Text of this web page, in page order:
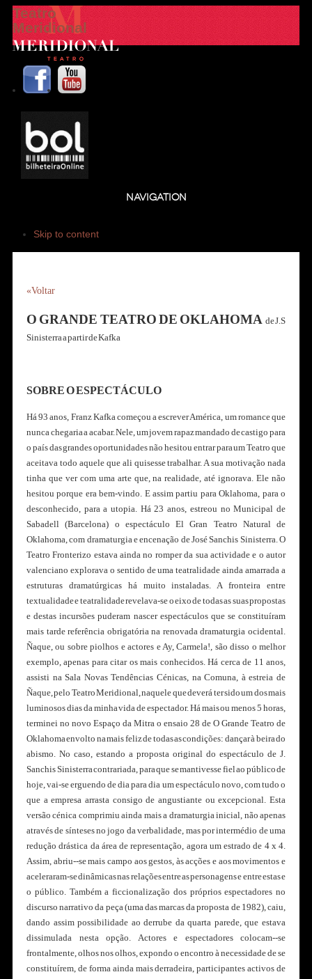
Teatro
Meridional
NAVIGATION
Skip to content
«Voltar
O GRANDE TEATRO DE OKLAHOMA de J.S
Sinisterra a partir de Kafka
SOBRE O ESPECTÁCULO
Há 93 anos, Franz Kafka começou a escrever América, um romance que
nunca chegaria a acabar. Nele, um jovem rapaz mandado de castigo para
o país das grandes oportunidades não hesitou entrar para um Teatro que
aceitava todo aquele que ali quisesse trabalhar. A sua motivação nada
tinha que ver com uma arte que, na realidade, até ignorava. Ele não
hesitou porque era bem-vindo. E assim partiu para Oklahoma, para o
desconhecido, para a utopia. Há 23 anos, estreou no Municipal de
Sabadell (Barcelona) o espectáculo El Gran Teatro Natural de
Oklahoma, com dramaturgia e encenação de José Sanchis Sinisterra. O
Teatro Fronterizo estava ainda no romper da sua actividade e o autor
valenciano explorava o sentido de uma teatralidade ainda amarrada a
estruturas dramatúrgicas há muito instaladas. A fronteira entre
textualidade e teatralidade revelava-se o eixo de todas as suas propostas
e destas incursões puderam nascer espectáculos que se constituíram
mais tarde referência obrigatória na renovada dramaturgia ocidental.
Ñaque, ou sobre piolhos e actores e Ay, Carmela!, são disso o melhor
exemplo, apenas para citar os mais conhecidos. Há cerca de 11 anos,
assisti na Sala Novas Tendências Cénicas, na Comuna, à estreia de
Ñaque, pelo Teatro Meridional, naquele que deverá ter sido um dos mais
luminosos dias da minha vida de espectador. Há mais ou menos 5 horas,
terminei no novo Espaço da Mitra o ensaio 28 de O Grande Teatro de
Oklahoma envolto na mais feliz de todas as condições: dançar à beira do
abismo. No caso, estando a proposta original do espectáculo de J.
Sanchis Sinisterra contrariada, para que se mantivesse fiel ao público de
hoje, vai-se erguendo de dia para dia um espectáculo novo, com tudo o
que a empresa arrasta consigo de angustiante ou excepcional. Esta
versão cénica comprimiu ainda mais a dramaturgia inicial, não apenas
através de sínteses no jogo da verbalidade, mas por intermédio de uma
redução drástica da área de representação, agora um estrado de 4 x 4.
Assim, abriu--se mais campo aos gestos, às acções e aos movimentos e
aceleraram-se dinâmicas nas relações entre as personagens e entre estas e
o público. Também a ficcionalização dos próprios espectadores no
discurso narrativo da peça (uma das marcas da proposta de 1982), caiu,
dando assim possibilidade ao derrube da quarta parede, que estava
dissimulada nesta opção. Actores e espectadores colocam--se
frontalmente, olhos nos olhos, expondo o encontro à necessidade de se
constituírem, de forma ainda mais derradeira, participantes activos de